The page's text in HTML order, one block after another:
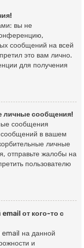
вы не
сообщений на всей
это вам лично.
для получения
личные сообщения!
сообщения
сообщений в вашем
личные
отправьте жалобы на
пользователю
от кого-то с
на данной
и